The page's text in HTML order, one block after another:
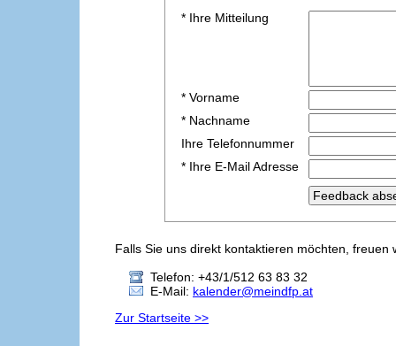
* Ihre Mitteilung
* Vorname
* Nachname
Ihre Telefonnummer
* Ihre E-Mail Adresse
Falls Sie uns direkt kontaktieren möchten,
Telefon: +43/1/512 63 83 32
E-Mail: kalender@meindfp.at
Zur Startseite >>